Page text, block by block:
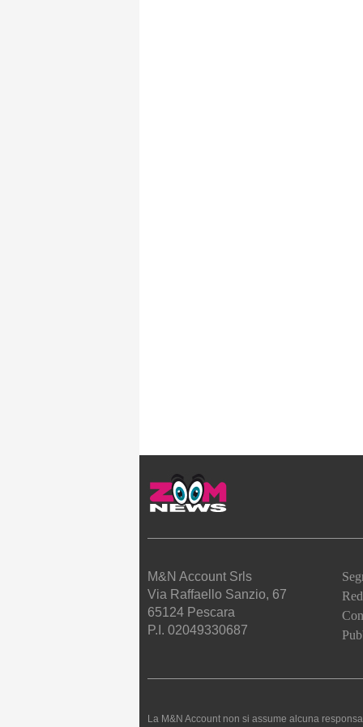
M&N Account Srls
Via Raffaello Sanzio, 67
65124 Pescara
P.I. 02049330687
La M&N Account non si assume alcuna